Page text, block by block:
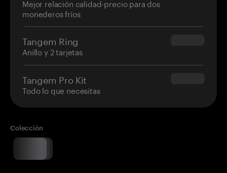
Mejor relación calidad-precio para dos
monederos fríos
Tangem Ring
Anillo y 2 tarjetas
$160.00
Tangem Pro Kit
Todo lo que necesitas
$180.00
Colección